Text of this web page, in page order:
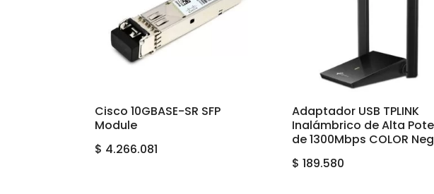
Cisco 10GBASE-SR SFP
Module
$ 4.266.081
Adaptador USB TPLINK
Inalámbrico de Alta
de 1300Mbps COLOR
$ 189.580